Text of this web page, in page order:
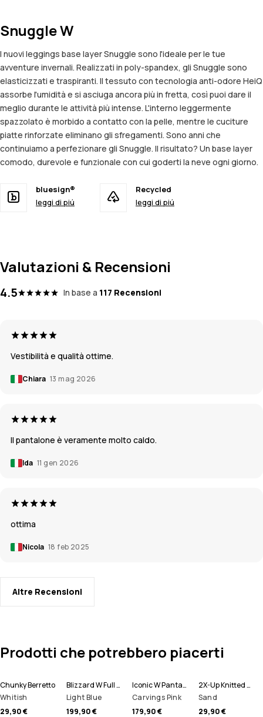
Snuggle W
I nuovi leggings base layer Snuggle sono l'ideale per le tue
avventure invernali. Realizzati in poly-spandex, gli Snuggle sono
elasticizzati e traspiranti. Il tessuto con tecnologia anti-odore HeiQ
assorbe l'umidità e si asciuga ancora più in fretta, così puoi dare il
meglio durante le attività più intense. L'interno leggermente
spazzolato è morbido a contatto con la pelle, mentre le cuciture
piatte rinforzate eliminano gli sfregamenti. Sono anni che
continuiamo a perfezionare gli Snuggle. Il risultato? Un base layer
comodo, durevole e funzionale con cui goderti la neve ogni giorno.
bluesign®
leggi di piú
Recycled
leggi di piú
Valutazioni & Recensioni
4.5 In base a 117 Recensioni
Vestibilità e qualità ottime.
Chiara 13 mag 2026
Il pantalone è veramente molto caldo.
Ida 11 gen 2026
ottima
Nicola 18 feb 2025
Altre Recensioni
Prodotti che potrebbero piacerti
Chunky Berretto
Whitish
29,90 €
Blizzard W Full Zip Giacca Snowboard Donna
Light Blue
199,90 €
Iconic W Pantaloni Snowboard Donna
Carvings Pink
179,90 €
2X-Up Knitted Scaldacollo
Sand
29,90 €